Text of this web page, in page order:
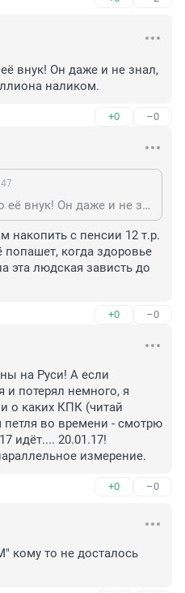
внук! Он даже и не знал,
наликом.
+0 –0
Больше всех в шоке это её внук! Он даже и не знал, что у бабули есть полмиллиона наликом.
накопить с пенсии 12 т.р.
когда здоровье
эта людская зависть до
+0 –0
на Руси! А если
потерял немного, я
о каких КПК (читай
во времени - смотрю
идёт.... 20.01.17!
измерение.
+0 –0
кому то не досталось